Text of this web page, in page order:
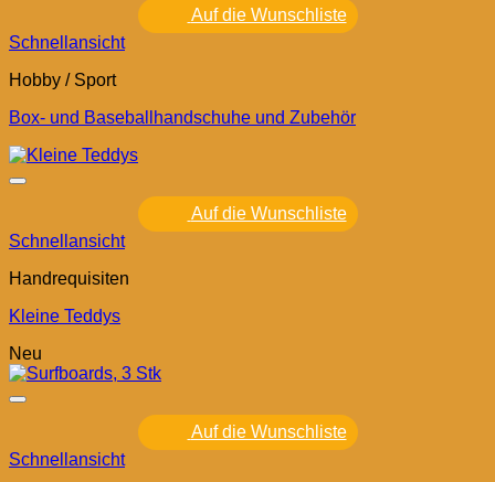
Auf die Wunschliste
Schnellansicht
Hobby / Sport
Box- und Baseballhandschuhe und Zubehör
Auf die Wunschliste
Schnellansicht
Handrequisiten
Kleine Teddys
Neu
Auf die Wunschliste
Schnellansicht